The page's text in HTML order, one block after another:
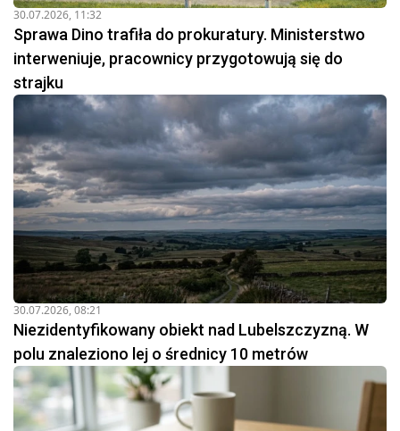
30.07.2026, 11:32
Sprawa Dino trafiła do prokuratury. Ministerstwo
interweniuje, pracownicy przygotowują się do
strajku
30.07.2026, 08:21
Niezidentyfikowany obiekt nad Lubelszczyzną. W
polu znaleziono lej o średnicy 10 metrów